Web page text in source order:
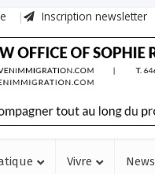
Inscription newsletter
Vivre News